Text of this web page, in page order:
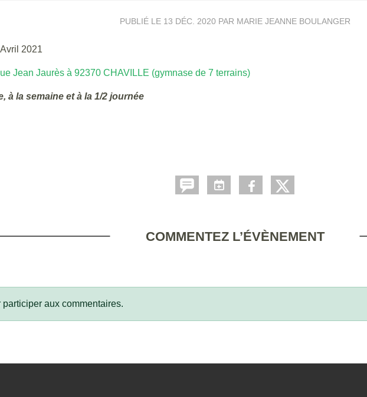
PUBLIÉ LE 13 DÉC. 2020 PAR MARIE JEANNE BOULANGER
2021
Jean Jaurès à 92370 CHAVILLE (gymnase de 7 terrains)
à la semaine et à la 1/2 journée
COMMENTEZ L’ÉVÈNEMENT
participer aux commentaires.